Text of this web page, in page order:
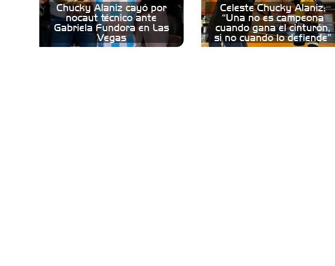
Chucky Alaniz cayó por
nocaut técnico ante
Gabriela Fundora en Las
Vegas
Celeste Chucky Alaniz:
“Una no es campeona
cuando gana el cinturón,
si no cuando lo defiende”